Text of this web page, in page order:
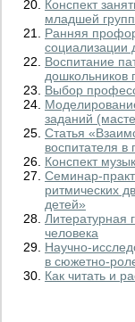
Конспект
младшей
Ранняя
социализации
Воспитание
дошкольников
Выбор
заданий
Статья
воспитателя в
Конспект
Семинар-
ритмических
детей»
Литературная
человека
Научно-
в сюжетно-
Как читать и